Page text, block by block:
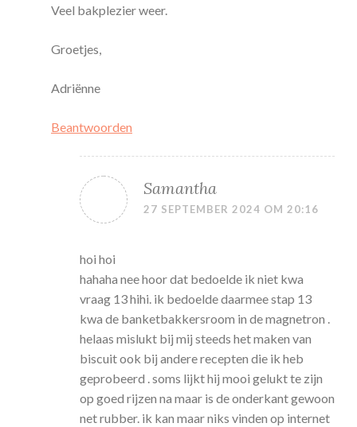
Veel bakplezier weer.
Groetjes,
Adriënne
Beantwoorden
Samantha
27 SEPTEMBER 2024 OM 20:16
hoi hoi
hahaha nee hoor dat bedoelde ik niet kwa
vraag 13 hihi. ik bedoelde daarmee stap 13
kwa de banketbakkersroom in de magnetron .
helaas mislukt bij mij steeds het maken van
biscuit ook bij andere recepten die ik heb
geprobeerd . soms lijkt hij mooi gelukt te zijn
op goed rijzen na maar is de onderkant gewoon
net rubber. ik kan maar niks vinden op internet